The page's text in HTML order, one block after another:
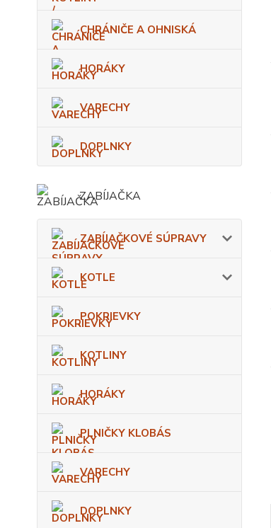
CHRÁNIČE A OHNISKÁ
HORÁKY
VARECHY
DOPLNKY
ZABÍJAČKA
ZABÍJAČKOVÉ SÚPRAVY
KOTLE
POKRIEVKY
KOTLINY
HORÁKY
PLNIČKY KLOBÁS
VARECHY
DOPLNKY